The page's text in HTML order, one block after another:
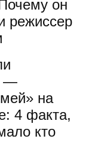
он
режиссер
—
на
4 факта,
кто